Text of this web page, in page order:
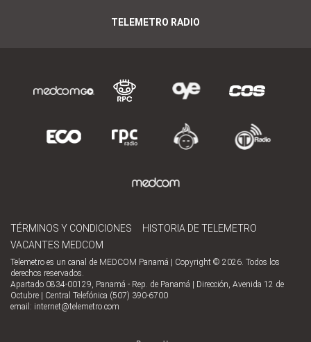
TELEMETRO RADIO
TÉRMINOS Y CONDICIONES
HISTORIA DE TELEMETRO
VACANTES MEDCOM
Telemetro es un canal de MEDCOM Panamá | Copyright © 2026. Todos los
derechos reservados.
Apartado 0834-00129, Panamá - Rep. de Panamá | Dirección, Avenida 12 de
Octubre | Central Telefónica (507) 390-6700
email: internet@telemetro.com